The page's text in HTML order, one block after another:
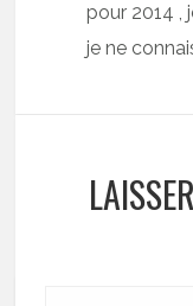
pour 2014 ,
je ne